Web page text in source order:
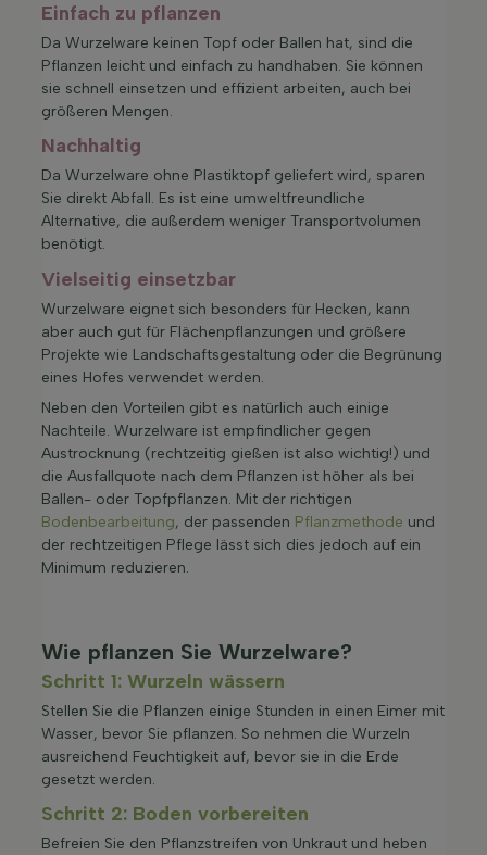
Einfach zu pflanzen
Da Wurzelware keinen Topf oder Ballen hat, sind die
Pflanzen leicht und einfach zu handhaben. Sie können
sie schnell einsetzen und effizient arbeiten, auch bei
größeren Mengen.
Nachhaltig
Da Wurzelware ohne Plastiktopf geliefert wird, sparen
Sie direkt Abfall. Es ist eine umweltfreundliche
Alternative, die außerdem weniger Transportvolumen
benötigt.
Vielseitig einsetzbar
Wurzelware eignet sich besonders für Hecken, kann
aber auch gut für Flächenpflanzungen und größere
Projekte wie Landschaftsgestaltung oder die Begrünung
eines Hofes verwendet werden.
Neben den Vorteilen gibt es natürlich auch einige
Nachteile. Wurzelware ist empfindlicher gegen
Austrocknung (rechtzeitig gießen ist also wichtig!) und
die Ausfallquote nach dem Pflanzen ist höher als bei
Ballen- oder Topfpflanzen. Mit der richtigen
Bodenbearbeitung, der passenden Pflanzmethode und
der rechtzeitigen Pflege lässt sich dies jedoch auf ein
Minimum reduzieren.
Wie pflanzen Sie Wurzelware?
Schritt 1: Wurzeln wässern
Stellen Sie die Pflanzen einige Stunden in einen Eimer mit
Wasser, bevor Sie pflanzen. So nehmen die Wurzeln
ausreichend Feuchtigkeit auf, bevor sie in die Erde
gesetzt werden.
Schritt 2: Boden vorbereiten
Befreien Sie den Pflanzstreifen von Unkraut und heben